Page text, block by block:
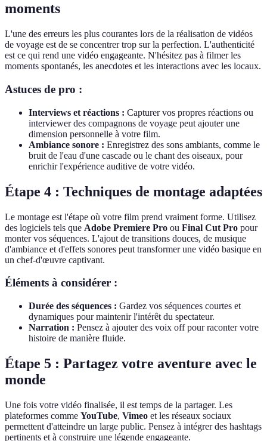
moments
L'une des erreurs les plus courantes lors de la réalisation de vidéos
de voyage est de se concentrer trop sur la perfection. L'authenticité
est ce qui rend une vidéo engageante. N'hésitez pas à filmer les
moments spontanés, les anecdotes et les interactions avec les locaux.
Astuces de pro :
Interviews et réactions : Capturer vos propres réactions ou
interviewer des compagnons de voyage peut ajouter une
dimension personnelle à votre film.
Ambiance sonore : Enregistrez des sons ambiants, comme le
bruit de l'eau d'une cascade ou le chant des oiseaux, pour
enrichir l'expérience auditive de votre vidéo.
Étape 4 : Techniques de montage adaptées
Le montage est l'étape où votre film prend vraiment forme. Utilisez
des logiciels tels que Adobe Premiere Pro ou Final Cut Pro pour
monter vos séquences. L'ajout de transitions douces, de musique
d'ambiance et d'effets sonores peut transformer une vidéo basique en
un chef-d'œuvre captivant.
Éléments à considérer :
Durée des séquences : Gardez vos séquences courtes et
dynamiques pour maintenir l'intérêt du spectateur.
Narration : Pensez à ajouter des voix off pour raconter votre
histoire de manière fluide.
Étape 5 : Partagez votre aventure avec le
monde
Une fois votre vidéo finalisée, il est temps de la partager. Les
plateformes comme YouTube, Vimeo et les réseaux sociaux
permettent d'atteindre un large public. Pensez à intégrer des hashtags
pertinents et à construire une légende engageante.